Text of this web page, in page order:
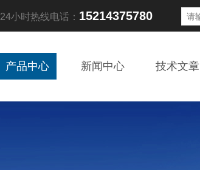
24小时热线电话： 15214375780
产品中心 新闻中心 技术文章